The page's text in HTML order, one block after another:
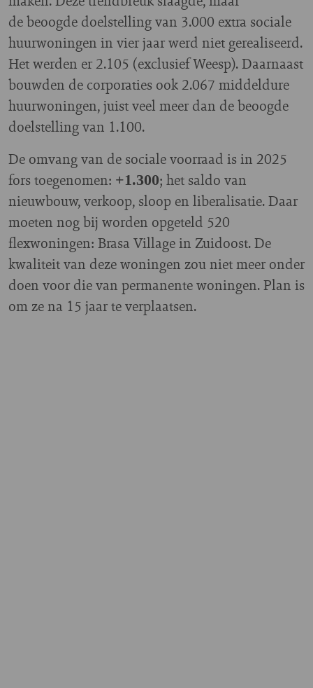
de beoogde doelstelling van 3.000 extra sociale
huurwoningen in vier jaar werd niet gerealiseerd.
Het werden er 2.105 (exclusief Weesp). Daarnaast
bouwden de corporaties ook 2.067 middeldure
huurwoningen, juist veel meer dan de beoogde
doelstelling van 1.100.
De omvang van de sociale voorraad is in 2025
fors toegenomen: +1.300; het saldo van
nieuwbouw, verkoop, sloop en liberalisatie. Daar
moeten nog bij worden opgeteld 520
flexwoningen: Brasa Village in Zuidoost. De
kwaliteit van deze woningen zou niet meer onder
doen voor die van permanente woningen. Plan is
om ze na 15 jaar te verplaatsen.